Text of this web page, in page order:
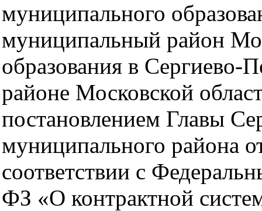
муниципального
муниципальный район
образования в
районе Московской
постановлением Главы
муниципального района
соответствии с
ФЗ «О контрактной